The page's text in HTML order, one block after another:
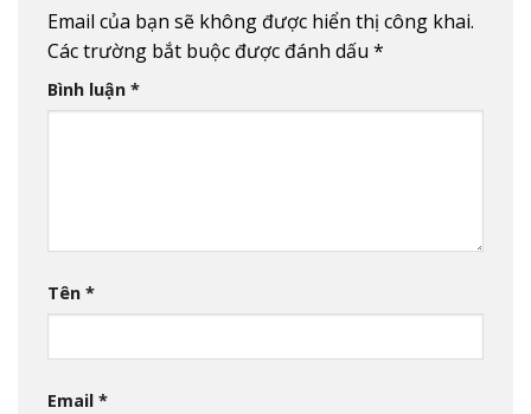
Email của bạn sẽ không được hiển thị công khai.
Các trường bắt buộc được đánh dấu *
Bình luận *
Tên *
Email *